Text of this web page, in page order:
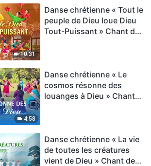
10:31
Danse chrétienne « Tout le
peuple de Dieu loue Dieu
Tout-Puissant » Chant de
4:58
Danse chrétienne « Le
cosmos résonne des
louanges à Dieu » Chant
Danse chrétienne « La vie
de toutes les créatures
vient de Dieu » Chant de